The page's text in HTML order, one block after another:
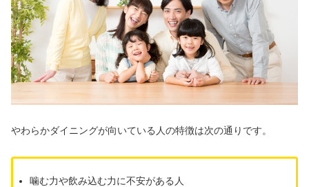
やわらかダイニングが向いている人の特徴は次の通りです。
噛む力や飲み込む力に不安がある人